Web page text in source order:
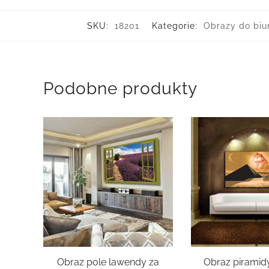
SKU: 18201 Kategorie: Obrazy do
Podobne produkty
Obraz pole lawendy za Obraz